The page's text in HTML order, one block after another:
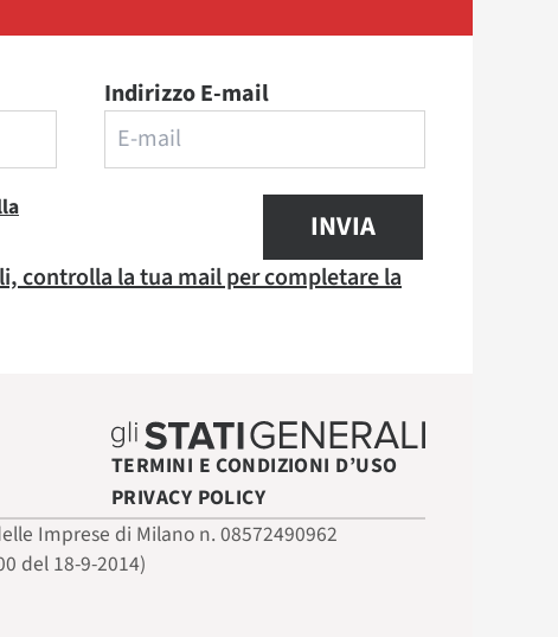
Indirizzo E-mail
INVIA
controlla la tua mail per completare la
TERMINI E CONDIZIONI D’USO
PRIVACY POLICY
Imprese di Milano n. 08572490962
del 18-9-2014)